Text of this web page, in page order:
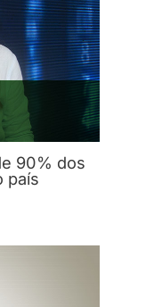
90% dos
país